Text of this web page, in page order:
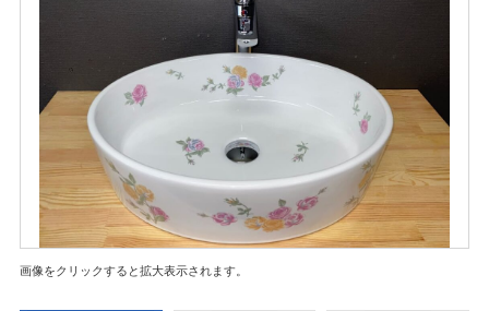
画像をクリックすると拡大表示されます。